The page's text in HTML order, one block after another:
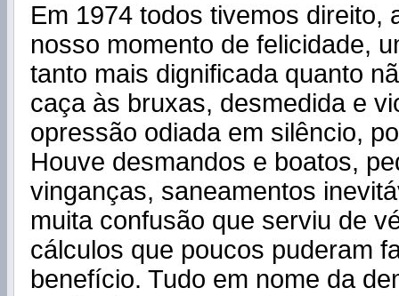
Em 1974 todos tivemos direito,
nosso momento de felicidade,
tanto mais dignificada quanto
caça às bruxas, desmedida e
opressão odiada em silêncio,
Houve desmandos e boatos,
vinganças, saneamentos
muita confusão que serviu de
cálculos que poucos puderam
benefício. Tudo em nome da